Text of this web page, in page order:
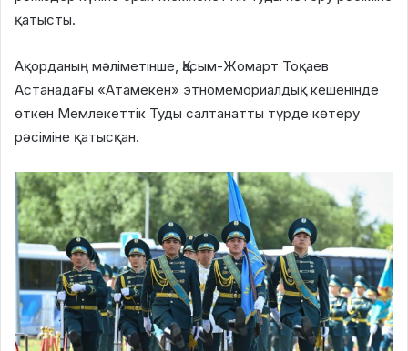
қатысты.
Ақорданың мәліметінше, Қасым-Жомарт Тоқаев
Астанадағы «Атамекен» этномемориалдық кешенінде
өткен Мемлекеттік Туды салтанатты түрде көтеру
рәсіміне қатысқан.